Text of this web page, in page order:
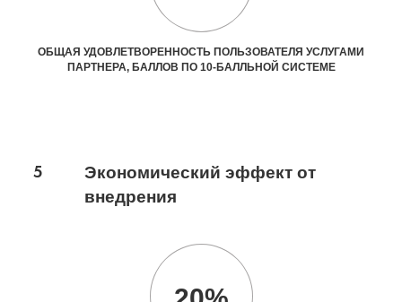
ОБЩАЯ УДОВЛЕТВОРЕННОСТЬ ПОЛЬЗОВАТЕЛЯ УСЛУГАМИ
ПАРТНЕРА, БАЛЛОВ ПО 10-БАЛЛЬНОЙ СИСТЕМЕ
5
Экономический эффект от
внедрения